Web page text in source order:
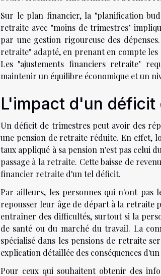
Sur le plan financier, la "planification
retraite avec "moins de trimestres"
par une gestion rigoureuse des
retraite" adapté, en prenant en compte
Les "ajustements financiers retraite"
maintenir un équilibre économique et un
L'impact d'un déficit
Un déficit de trimestres peut avoir des
une pension de retraite réduite. En effet,
taux appliqué à sa pension n'est pas celui
passage à la retraite. Cette baisse de
financier retraite d'un tel déficit.
Par ailleurs, les personnes qui n'ont pas
repousser leur âge de départ à la retraite
entraîner des difficultés, surtout si la
de santé ou du marché du travail. La
spécialisé dans les pensions de retraite
explication détaillée des conséquences
Pour ceux qui souhaitent obtenir des